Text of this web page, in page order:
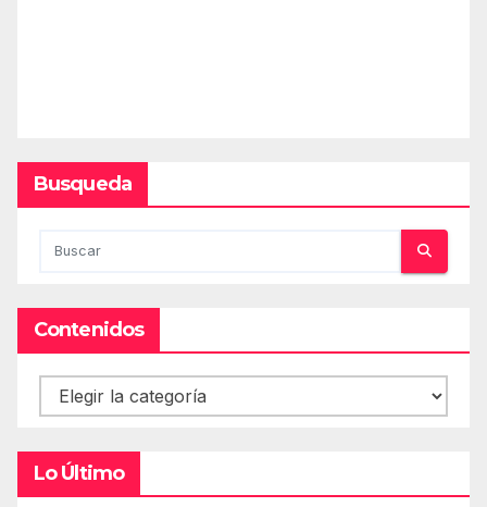
Busqueda
Contenidos
Contenidos
Lo Último